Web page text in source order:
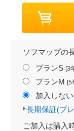
ソフマップの
プランS [3
プランM [5
加入しない
長期保証(プ
ご加入は購入